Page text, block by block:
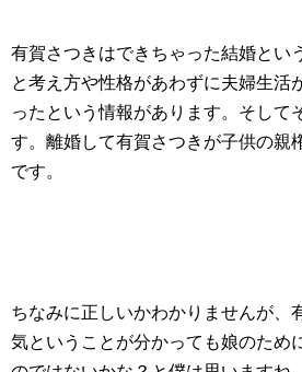
有賀さつきはできちゃった結婚とい
と考え方や性格があわずに夫婦生活
ったという情報があります。そして
す。離婚して有賀さつきが子供の親
です。
ちなみに正しいかわかりませんが、
気ということが分かっても娘のため